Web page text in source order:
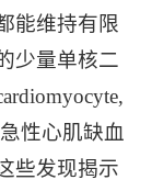
能维持有限
少量单核二
性心肌缺血
些发现揭示